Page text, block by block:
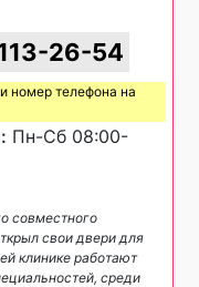
26-54
номер телефона на
Пн-Сб 08:00-
совместного
свои двери для
клинике работают
среди